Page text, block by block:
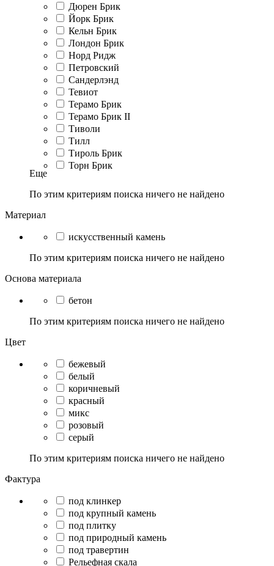
Дюрен Брик
Йорк Брик
Кельн Брик
Лондон Брик
Норд Ридж
Петровский
Сандерлэнд
Тевиот
Терамо Брик
Терамо Брик II
Тиволи
Тилл
Тироль Брик
Торн Брик
Еще
По этим критериям поиска ничего не найдено
Материал
искусственный камень
По этим критериям поиска ничего не найдено
Основа материала
бетон
По этим критериям поиска ничего не найдено
Цвет
бежевый
белый
коричневый
красный
микс
розовый
серый
По этим критериям поиска ничего не найдено
Фактура
под клинкер
под крупный камень
под плитку
под природный камень
под травертин
Рельефная скала